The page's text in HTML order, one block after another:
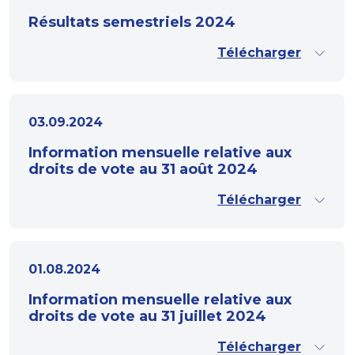
Résultats semestriels 2024
Télécharger
03.09.2024
Information mensuelle relative aux
droits de vote au 31 août 2024
Télécharger
01.08.2024
Information mensuelle relative aux
droits de vote au 31 juillet 2024
Télécharger